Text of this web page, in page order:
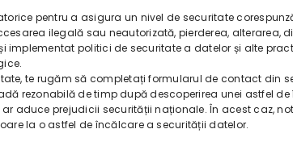
pentru a asigura un nivel de securitate
ilegală sau neautorizată, pierderea,
implementat politici de securitate a datelor și alte
te rugăm să completați formularul de contact din
rezonabilă de timp după descoperirea unei astfel
aduce prejudicii securității naționale. În acest caz,
la o astfel de încălcare a securității datelor.